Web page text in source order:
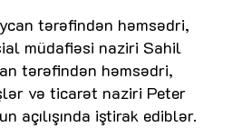
tərəfindən həmsədri,
müdafiəsi naziri Sahil
tərəfindən həmsədri,
və ticarət naziri Peter
açılışında iştirak ediblər.